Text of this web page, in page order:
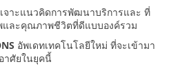
เจาะแนวคิดการพัฒนาบริการและ ที่
และคุณภาพชีวิตที่ดีแบบองค์รวม
อัพเดทเทคโนโลยีใหม่ ที่จะเข้ามา
าศัยในยุคนี้